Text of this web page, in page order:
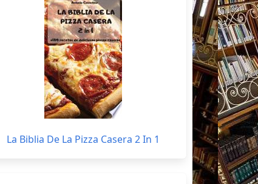
La Biblia De La Pizza Casera 2 In 1